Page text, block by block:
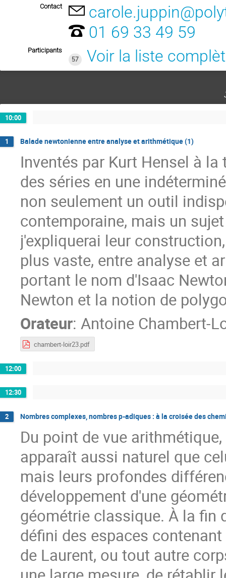
Contact
01 69 33 49 59
Participants
57
Voir la liste
10:00
1 Balade newtonienne entre analyse et arithmétique (1)
Inventés par Kurt Hensel à
des séries en une
non seulement un outil
contemporaine, mais un
j'expliquerai leur
plus vaste, entre analyse et
portant le nom d'Isaac
Newton et la notion de
Orateur: Antoine Chambert-
chambert-loir23.pdf
12:00
12:30
2 Nombres complexes, nombres p-adiques : à la croisée des
Du point de vue
apparaît aussi naturel que
mais leurs profondes
développement d'une
géométrie classique. À la fin
défini des espaces
de Laurent, ou tout autre